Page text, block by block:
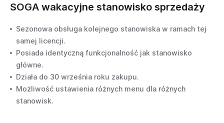
SOGA wakacyjne stanowisko sprzedaży
Sezonowa obsługa kolejnego stanowiska w ramach tej
samej licencji.
Posiada identyczną funkcjonalność jak stanowisko
główne.
Działa do 30 września roku zakupu.
Możliwość ustawienia różnych menu dla różnych
stanowisk.